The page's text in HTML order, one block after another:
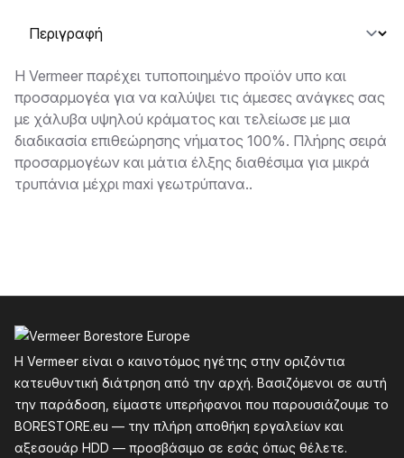
Επιλογή καρτέλας
Περιγραφή
Η Vermeer παρέχει τυποποιημένο προϊόν υπο και
προσαρμογέα για να καλύψει τις άμεσες ανάγκες σας
με χάλυβα υψηλού κράματος και τελείωσε με μια
διαδικασία επιθεώρησης νήματος 100%. Πλήρης σειρά
προσαρμογέων και μάτια έλξης διαθέσιμα για μικρά
τρυπάνια μέχρι maxi γεωτρύπανα..
Η Vermeer είναι ο καινοτόμος ηγέτης στην οριζόντια
κατευθυντική διάτρηση από την αρχή. Βασιζόμενοι σε αυτή
την παράδοση, είμαστε υπερήφανοι που παρουσιάζουμε το
BORESTORE.eu — την πλήρη αποθήκη εργαλείων και
αξεσουάρ HDD — προσβάσιμο σε εσάς όπως θέλετε.